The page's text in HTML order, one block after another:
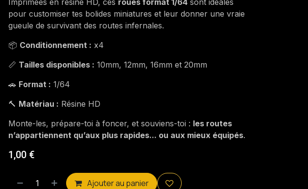
Imprimées en résine HD, ces roues format 1/64 sont idéales
pour customiser tes bolides miniatures et leur donner une vraie
gueule de survivant des routes infernales.
📦 Conditionnement : x4
📏 Tailles disponibles : 10mm, 12mm, 16mm et 20mm
🚗 Format : 1/64
🔨 Matériau : Résine HD
Monte-les, prépare-toi à foncer, et souviens-toi : les routes
n’appartiennent qu’aux plus rapides... ou aux mieux équipés.
1,00 €
Ajouter au panier